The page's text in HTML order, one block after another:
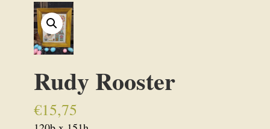
Rudy Rooster
€15,75